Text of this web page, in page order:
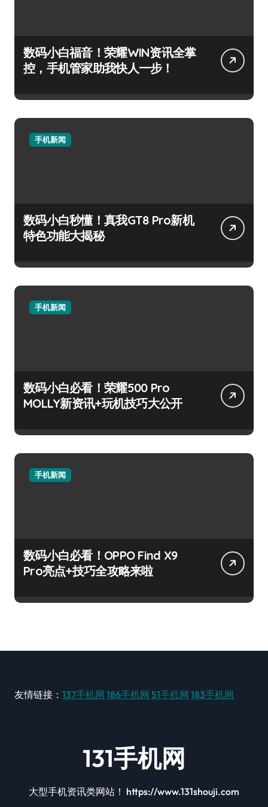
数码小白福音！荣耀WIN资讯全掌
控，手机管家助我快人一步！
手机新闻
数码小白秒懂！真我GT8 Pro新机
特色功能大揭秘
手机新闻
数码小白必看！荣耀500 Pro
MOLLY新资讯+玩机技巧大公开
手机新闻
数码小白必看！OPPO Find X9
Pro亮点+技巧全攻略来啦
友情链接： 137手机网 186手机网 51手机网 183手机网
131手机网
大型手机资讯类网站！ https://www.131shouji.com